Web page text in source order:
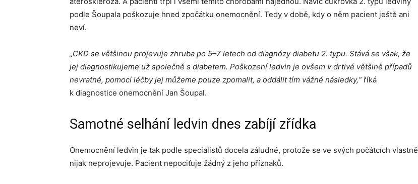
podle Šoupala poškozuje hned zpočátku onemocnění. Tedy v době, kdy o něm pacient ještě ani
neví.
„CKD se většinou projevuje zhruba po 5–7 letech od diagnózy diabetu 2. typu. Stává se však, že
jej diagnostikujeme už společně s diabetem. Poškození ledvin je ovšem v drtivé většině případů
nevratné, pomocí léčby jej můžeme pouze zpomalit, a oddálit tím vážné následky,“říká
k diagnostice onemocnění Jan Šoupal.
Samotné selhání ledvin dnes zabíjí zřídka
Onemocnění ledvin je tak podle specialistů docela záludné, protože se ve svých počátcích vlastně
nijak neprojevuje. Pacient nepociťuje žádný z jeho příznaků.